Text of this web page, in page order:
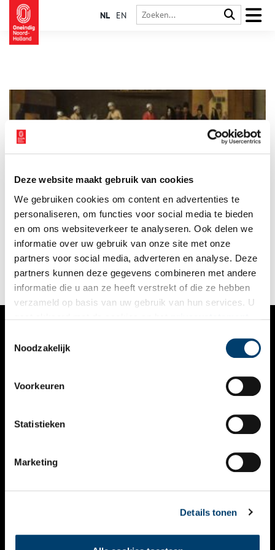
Deze website maakt gebruik van cookies
We gebruiken cookies om content en advertenties te
personaliseren, om functies voor social media te bieden
en om ons websiteverkeer te analyseren. Ook delen we
informatie over uw gebruik van onze site met onze
partners voor social media, adverteren en analyse. Deze
partners kunnen deze gegevens combineren met andere
informatie die u aan ze heeft verstrekt of die ze hebben
verzameld op basis van uw gebruik van hun services. U
Noodzakelijk
Voorkeuren
Statistieken
Marketing
Details tonen
NL EN
In het Muiderslot hangt een bijzonder schilderij, waarop een
aantal mensen met groene kolen als hoofd in een
bakkerswinkel zit, alsof het de gewoonste zaak van de wereld
is. De eigenaardige voorstelling toont de sage van de Bakker
van Eeklo, een plastisch chirurg avant la lettre.
VERHALEN
KALENDER
THEMA’S
VIDEO’S
CONTACT